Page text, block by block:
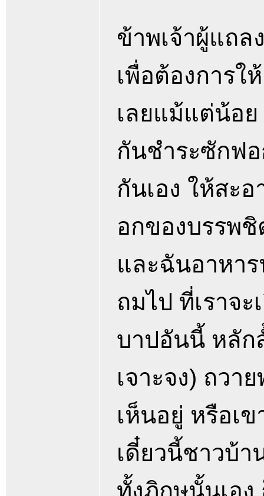
ข้าพเจ้าผู้แถล
เพื่อต้องการใ
เลยแม้แต่น้อย
กันชำระซักฟ
กันเอง ให้สะ
อกของบรรพ
และฉันอาหา
ถมไป ที่เราจ
บาปอันนี้ หลัก
เจาะจง) ถวา
เห็นอยู่ หรือเข
เดี๋ยวนี้ชาวบ้
ทั้งภิกษุนั้นเอ